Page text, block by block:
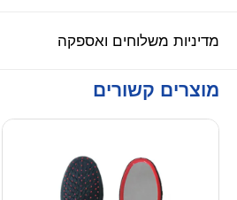
מדיניות משלוחים ואספקה
מוצרים קשורים